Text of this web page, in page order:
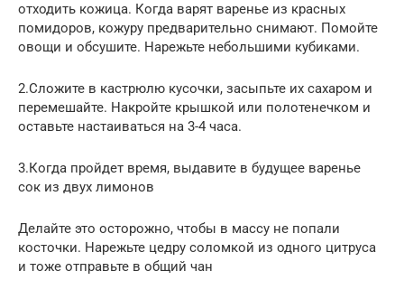
отходить кожица. Когда варят варенье из красных
помидоров, кожуру предварительно снимают. Помойте
овощи и обсушите. Нарежьте небольшими кубиками.
2.Сложите в кастрюлю кусочки, засыпьте их сахаром и
перемешайте. Накройте крышкой или полотенечком и
оставьте настаиваться на 3-4 часа.
3.Когда пройдет время, выдавите в будущее варенье
сок из двух лимонов
Делайте это осторожно, чтобы в массу не попали
косточки. Нарежьте цедру соломкой из одного цитруса
и тоже отправьте в общий чан